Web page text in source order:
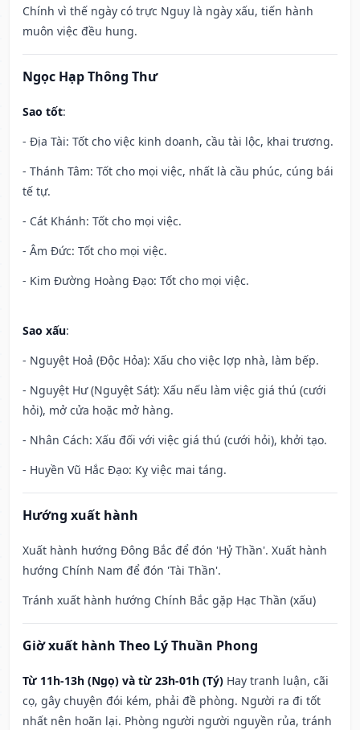
Chính vì thế ngày có trực Nguy là ngày xấu, tiến hành
muôn việc đều hung.
Ngọc Hạp Thông Thư
Sao tốt:
- Địa Tài: Tốt cho việc kinh doanh, cầu tài lộc, khai trương.
- Thánh Tâm: Tốt cho mọi việc, nhất là cầu phúc, cúng bái
tế tự.
- Cát Khánh: Tốt cho mọi việc.
- Âm Đức: Tốt cho mọi việc.
- Kim Đường Hoàng Đạo: Tốt cho mọi việc.
Sao xấu:
- Nguyệt Hoả (Độc Hỏa): Xấu cho việc lợp nhà, làm bếp.
- Nguyệt Hư (Nguyệt Sát): Xấu nếu làm việc giá thú (cưới
hỏi), mở cửa hoặc mở hàng.
- Nhân Cách: Xấu đối với việc giá thú (cưới hỏi), khởi tạo.
- Huyền Vũ Hắc Đạo: Kỵ việc mai táng.
Hướng xuất hành
Xuất hành hướng Đông Bắc để đón 'Hỷ Thần'. Xuất hành
hướng Chính Nam để đón 'Tài Thần'.
Tránh xuất hành hướng Chính Bắc gặp Hạc Thần (xấu)
Giờ xuất hành Theo Lý Thuần Phong
Từ 11h-13h (Ngọ) và từ 23h-01h (Tý) Hay tranh luận, cãi
cọ, gây chuyện đói kém, phải đề phòng. Người ra đi tốt
nhất nên hoãn lại. Phòng người người nguyền rủa, tránh